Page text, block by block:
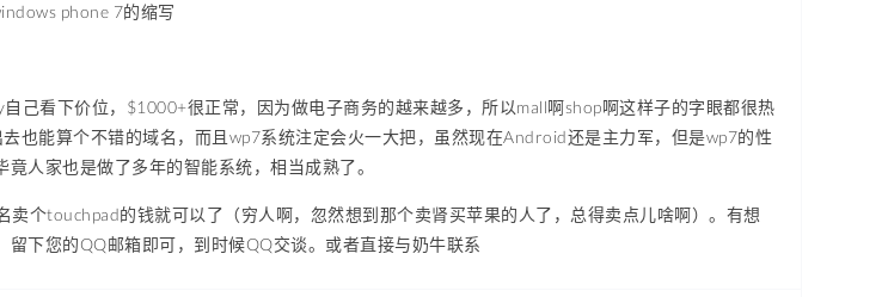
phone 7的缩写
己看下价位，$1000+很正常，因为做电子商务的越来越多，所以mall啊shop啊这样子的字眼都很热
也能算个不错的域名，而且wp7系统注定会火一大把，虽然现在Android还是主力军，但是wp7的性
人家也是做了多年的智能系统，相当成熟了。
卖个touchpad的钱就可以了（穷人啊，忽然想到那个卖肾买苹果的人了，总得卖点儿啥啊）。有想
留下您的QQ邮箱即可，到时候QQ交谈。或者直接与奶牛联系